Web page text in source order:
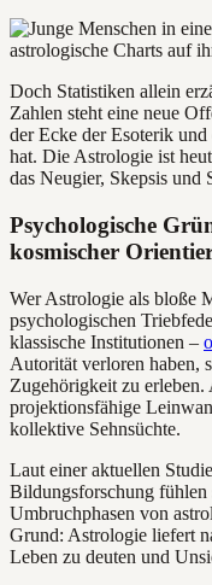
Doch Statistiken allein
Zahlen steht eine neue
der Ecke der Esoterik
hat. Die Astrologie ist
das Neugier, Skepsis und
Psychologische
kosmischer
Wer Astrologie als bloße
psychologischen
klassische Institutionen –
Autorität verloren haben,
Zugehörigkeit zu erleben.
projektionsfähige
kollektive Sehnsüchte.
Laut einer aktuellen
Bildungsforschung fühlen
Umbruchphasen von
Grund: Astrologie liefert
Leben zu deuten und